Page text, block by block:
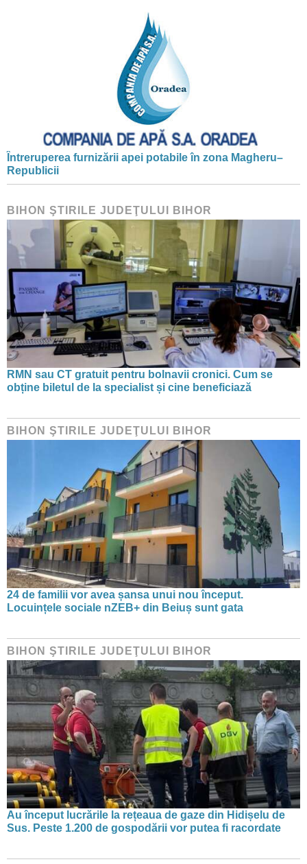
Întreruperea furnizării apei potabile în zona Magheru–
Republicii
BIHON ŞTIRILE JUDEŢULUI BIHOR
RMN sau CT gratuit pentru bolnavii cronici. Cum se
obține biletul de la specialist și cine beneficiază
BIHON ŞTIRILE JUDEŢULUI BIHOR
24 de familii vor avea șansa unui nou început.
Locuințele sociale nZEB+ din Beiuș sunt gata
BIHON ŞTIRILE JUDEŢULUI BIHOR
Au început lucrările la rețeaua de gaze din Hidișelu de
Sus. Peste 1.200 de gospodării vor putea fi racordate